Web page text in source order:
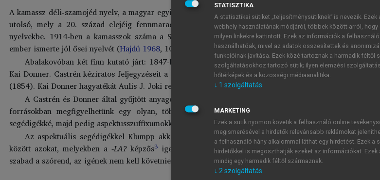
A kamassz déli-szamojéd nyelv, a magyar egyik legtávolabbi rokona. Az Altaj és a Szaján hegység
utolsó, mely a 20. század elejéig fennmaradt szamojéd nyelvként. A többi már korábban beolvadt
nyelvekbe. 1914-ben a kamasszok száma a Szaján hegységbeli Abalakovo faluban ötven volt, de
ember ismerte jól ősei nyelvét (Hajdú 1968, 10).
Abalakovóban két finn kutató járt: 1847-ben Matthias Alexander Castrén gyűjtött tetemes
Kai Donner. Castrén kéziratos feljegyzéseit a Helsinki Egyetem könyvtárában őrzik, hagyatékának egy
(1854). Kai Donner hagyatékát Aulis J. Joki rendezte sajtó alá (1944).1
A Castrén és Donner által gyűjtött anyagok összehasonlításával jutott el Gerson Klumpp a következő
forrásokban megfigyelhetünk egy olyan, többlépcsős grammatikalizációt, amelynek során első
segédigékké, majd pedig aspektusszuffixumokká alakulnak” (2005b, 195).2
Az aspektuális segédigékkel Klumpp akkor találkozott, amikor a kamassz konverbumos
között azokat, melyekben a ‑LAʔ képzős3igenévi alakok szerepelnek. A konverbumhoz kapcsolódhat
szabad a szórend, az igének nem kell követnie a konverbumot):
STATISZTIKA
A statisztikai sütiket „teljesítménysütiknek” is nevezik.
webhely használatának módjáról, többek között arról,
milyen linkekre kattintott. Ezek az információk a
használhatóak, mivel az adatok összesítettek és
funkcióinak javítása. Ezek közé tartoznak a harmadik féltől
szolgáltatásokhoz tartozó sütik; ilyen elemzési
hőtérképek és a közösségi médiaanalitika.
↓ 1 szolgáltatás
MARKETING
Ezek a sütik nyomon követik a felhasználó online
megismerésével a hirdetők relevánsabb reklámokat
a felhasználó hány alkalommal láthat egy hirdetést. Ezek a
hirdetőkkel is megoszthatják ezeket az információkat.
mindig egy harmadik féltől származnak.
↓ 2szolgáltatás